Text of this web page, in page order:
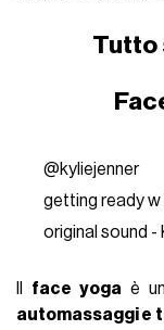
Tutto
@kyliejenner
getting ready w
original sound -
face yoga è
automassaggi e